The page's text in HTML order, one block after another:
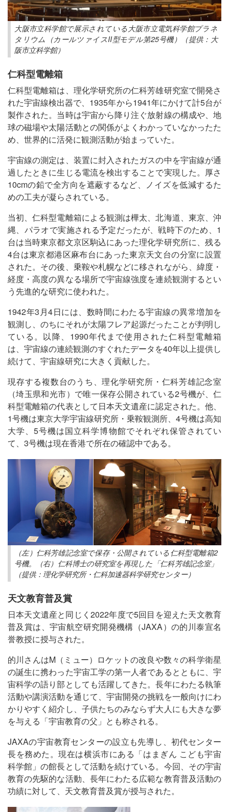
大阪市立科学館で展示されている大阪市立電気科学館プラネ
タリウム（カールツァイスII型モデル第25号機）（提供：大
阪市立科学館）
仁科型電離箱
仁科型電離箱は、理化学研究所の仁科芳雄研究室で開発さ
れた宇宙線検出器で、1935年から1941年にかけて計5台が
製作された。当時は宇宙から降り注ぐ放射線の構成や、地
球の磁場や太陽活動との関係がよくわかっていなかったた
め、世界的に活発に観測活動が始まっていた。
宇宙線の測定は、装置に封入されたガスの中を宇宙線が通
過したときに生じる電流を検出することで実現した。厚さ
10cmの鉛で全方向を遮蔽するなど、ノイズを低減するた
めの工夫が凝らされている。
当初、仁科型電離箱による観測は樺太、北海道、東京、沖
縄、パラオで実施される予定だったが、戦時下のため、1
台は当時東京都文京区駒込にあった理化学研究所に、残る
4台は東京都港区麻布台にあった東京天文台の分室に設置
された。その後、乗鞍や札幌などに移されながら、緯度・
経度・高度の異なる場所で宇宙線強度を連続観測するとい
う先進的な研究に使われた。
1942年3月4日には、数時間にわたる宇宙線の異常増加を
観測し、のちにそれが太陽フレア起源だったことが判明し
ている。以降、1990年代まで使用された仁科型電離箱
は、宇宙線の連続観測のすぐれたデータを40年以上提供し
続けて、宇宙線研究に大きく貢献した。
現存する複数台のうち、理化学研究所・仁科芳雄記念室
（埼玉県和光市）で唯一保存公開されている2号機が、仁
科型電離箱の代表として日本天文遺産に認定された。他、
1号機は東京大学宇宙線研究所・乗鞍観測所、4号機は高知
大学、5号機は国立科学博物館でそれぞれ保管されてい
て、3号機は現在香港で所在の確認中である。
（左）仁科芳雄記念室で保存・公開されている仁科型電離箱2
号機。（右）仁科博士の研究室を再現した「仁科芳雄記念室」
（提供：理化学研究所・仁科加速器科学研究センター）
天文教育普及賞
日本天文遺産と同じく2022年度で5回目を迎えた天文教育
普及賞は、宇宙航空研究開発機構（JAXA）の的川泰宣名
誉教授に授与された。
的川さんはM（ミュー）ロケットの改良や数々の科学衛星
の誕生に携わった宇宙工学の第一人者であるとともに、宇
宙科学の語り部としても活躍してきた。長年にわたる執筆
活動や講演活動を通じて、宇宙開発の挑戦を一般向けにわ
かりやすく紹介し、子供たちのみならず大人にも大きな夢
を与える「宇宙教育の父」とも称される。
JAXAの宇宙教育センターの設立も先導し、初代センター
長を務めた。現在は横浜市にある「はまぎん こども宇宙
科学館」の館長として活動を続けている。今回、その宇宙
教育の先駆的な活動、長年にわたる広範な教育普及活動の
功績に対して、天文教育普及賞が授与された。